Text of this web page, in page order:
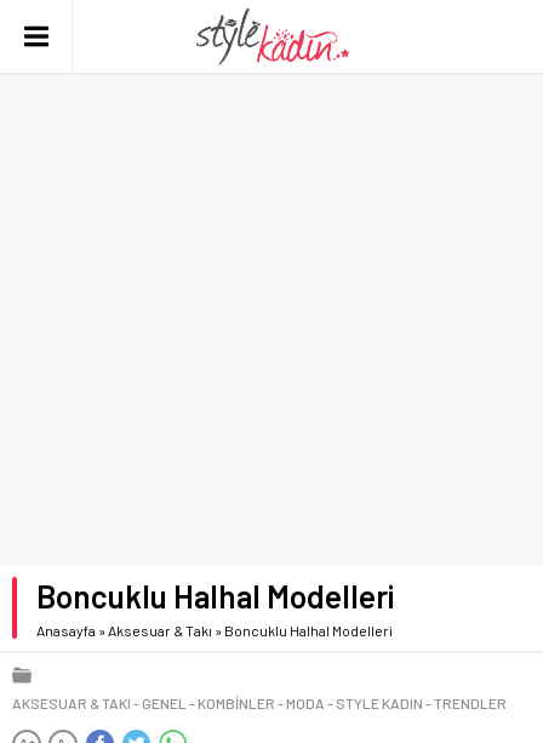
Boncuklu Halhal Modelleri
Anasayfa »Aksesuar & Takı » Boncuklu Halhal Modelleri
AKSESUAR & TAKI GENEL KOMBINLER MODA STYLE KADIN TRENDLER